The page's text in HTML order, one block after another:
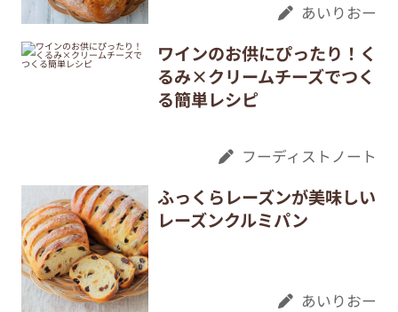
あいりおー
ワインのお供にぴったり！く
るみ×クリームチーズでつく
る簡単レシピ
フーディストノート
ふっくらレーズンが美味しい
レーズンクルミパン
あいりおー